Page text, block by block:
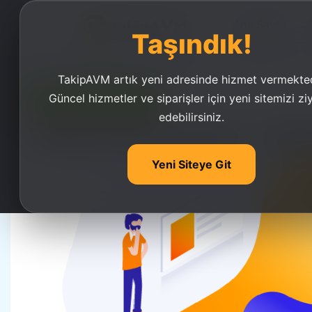
Taşındık!
TakipAVM artık yeni adresinde hizmet
Güncel hizmetler ve siparişler için yeni sitemizi
edebilirsiniz.
Yeni Siteye Git
Ucuz Takipçi Satın Al
Tiktok Profil Analizi -